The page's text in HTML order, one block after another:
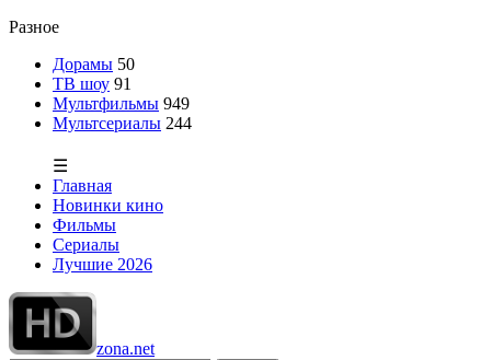
Разное
Дорамы 50
ТВ шоу 91
Мультфильмы 949
Мультсериалы 244
☰
Главная
Новинки кино
Фильмы
Сериалы
Лучшие 2026
zona.net